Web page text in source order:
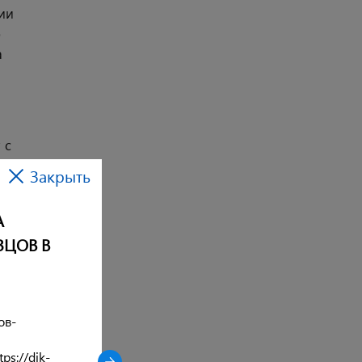
Закрыть
В
dik-